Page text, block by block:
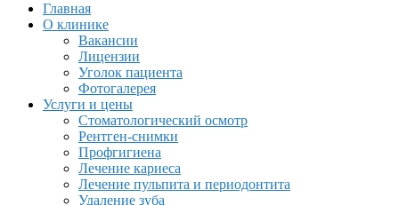
Главная
О клинике
Вакансии
Лицензии
Уголок пациента
Фотогалерея
Услуги и цены
Стоматологический осмотр
Рентген-снимки
Профгигиена
Лечение кариеса
Лечение пульпита и периодонтита
Удаление зуба